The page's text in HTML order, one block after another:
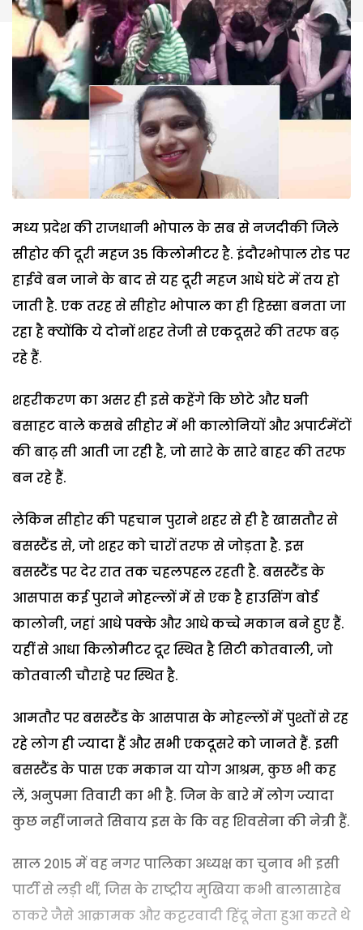
मध्य प्रदेश की राजधानी भोपाल के सब से नजदीकी जिले
सीहोर की दूरी महज 35 किलोमीटर है. इंदौरभोपाल रोड पर
हाईवे बन जाने के बाद से यह दूरी महज आधे घंटे में तय हो
जाती है. एक तरह से सीहोर भोपाल का ही हिस्सा बनता जा
रहा है क्योंकि ये दोनों शहर तेजी से एकदूसरे की तरफ बढ़
रहे हैं.
शहरीकरण का असर ही इसे कहेंगे कि छोटे और घनी
बसाहट वाले कसबे सीहोर में भी कालोनियों और अपार्टमेंटों
की बाढ़ सी आती जा रही है, जो सारे के सारे बाहर की तरफ
बन रहे हैं.
लेकिन सीहोर की पहचान पुराने शहर से ही है खासतौर से
बसस्टैंड से, जो शहर को चारों तरफ से जोड़ता है. इस
बसस्टैंड पर देर रात तक चहलपहल रहती है. बसस्टैंड के
आसपास कई पुराने मोहल्लों में से एक है हाउसिंग बोर्ड
कालोनी, जहां आधे पक्के और आधे कच्चे मकान बने हुए हैं.
यहीं से आधा किलोमीटर दूर स्थित है सिटी कोतवाली, जो
कोतवाली चौराहे पर स्थित है.
आमतौर पर बसस्टैंड के आसपास के मोहल्लों में पुश्तों से रह
रहे लोग ही ज्यादा हैं और सभी एकदूसरे को जानते हैं. इसी
बसस्टैंड के पास एक मकान या योग आश्रम, कुछ भी कह
लें, अनुपमा तिवारी का भी है. जिन के बारे में लोग ज्यादा
कुछ नहीं जानते सिवाय इस के कि वह शिवसेना की नेत्री हैं.
साल 2015 में वह नगर पालिका अध्यक्ष का चुनाव भी इसी
पार्टी से लड़ी थीं, जिस के राष्ट्रीय मुखिया कभी बालासाहेब
ठाकरे जैसे आक्रामक और कट्टरवादी हिंदू नेता हुआ करते थे